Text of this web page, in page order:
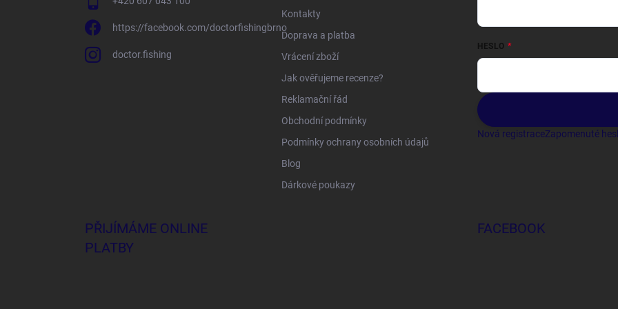
https://facebook.com/doctorfishingbrno
doctor.fishing
Kontakty
Doprava a platba
Vrácení zboží
Jak ověřujeme recenze?
Reklamační řád
Obchodní podmínky
Podmínky ochrany osobních údajů
Blog
Dárkové poukazy
HESLO
Nová registraceZapomenuté
PŘIJÍMÁME ONLINE
PLATBY
FACEBOOK